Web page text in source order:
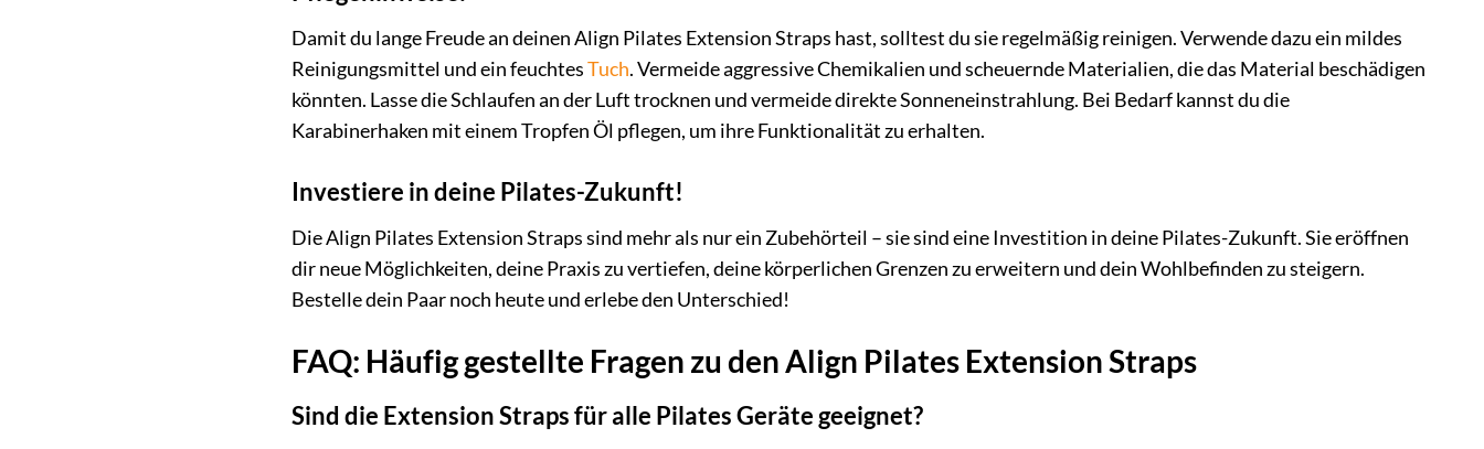
Damit du lange Freude an deinen Align Pilates Extension Straps hast, solltest du sie regelmäßig reinigen. Verwende dazu ein mildes
Reinigungsmittel und ein feuchtesTuch. Vermeide aggressive Chemikalien und scheuernde Materialien, die das Material beschädigen
könnten. Lasse die Schlaufen an der Luft trocknen und vermeide direkte Sonneneinstrahlung. Bei Bedarf kannst du die
Karabinerhaken mit einem Tropfen Öl pflegen, um ihre Funktionalität zu erhalten.
Investiere in deine Pilates-Zukunft!
Die Align Pilates Extension Straps sind mehr als nur ein Zubehörteil – sie sind eine Investition in deine Pilates-Zukunft. Sie eröffnen
dir neue Möglichkeiten, deine Praxis zu vertiefen, deine körperlichen Grenzen zu erweitern und dein Wohlbefinden zu steigern.
Bestelle dein Paar noch heute und erlebe den Unterschied!
FAQ: Häufig gestellte Fragen zu den Align Pilates Extension Straps
Sind die Extension Straps für alle Pilates Geräte geeignet?